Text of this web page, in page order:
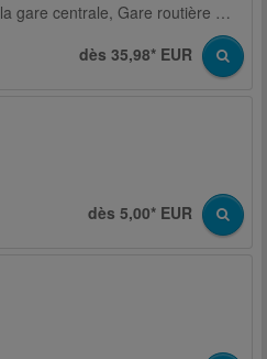
Ljubljana, Gare routière de la gare centrale, Gare routière principale
dès 35,98* EUR
dès 5,00* EUR